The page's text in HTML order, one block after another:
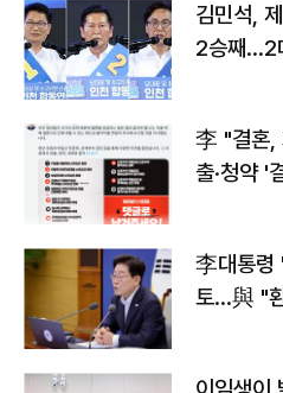
김민석,
2승째…2
李 "결혼,
출·청약 '
李대통령
토…與 "